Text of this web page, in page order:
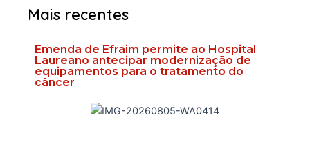
Mais recentes
Emenda de Efraim permite ao Hospital
Laureano antecipar modernização de
equipamentos para o tratamento do
câncer